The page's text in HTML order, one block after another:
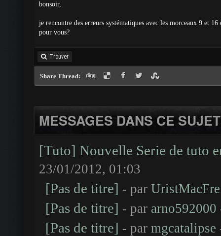
bonsoir,
je rencontre des erreurs systématiques avec les morceaux 9 et
pour vous?
Trouver
Share Thread:
MESSAGES DANS CE SUJET
[Tuto] Nouvelle Serie de tuto
23/01/2012, 01:03
[Pas de titre] - par
[Pas de titre] - par arno592000
[Pas de titre] - par mgcatalipse